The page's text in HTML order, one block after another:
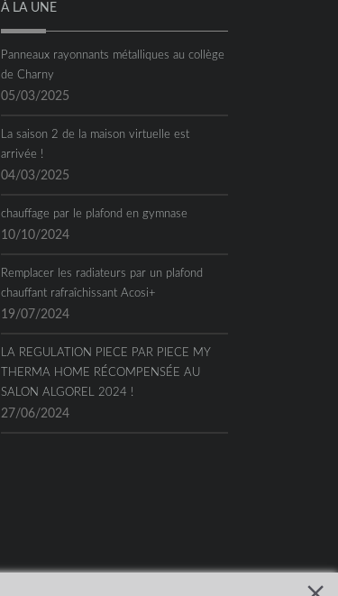
À LA UNE
Panneaux rayonnants métalliques au collège
de Charny
05/03/2025
La saison 2 de la maison virtuelle est
arrivée !
04/03/2025
chauffage par le plafond en gymnase
10/10/2024
Remplacer les radiateurs par un plafond
chauffant rafraîchissant Acosi+
19/07/2024
LA REGULATION PIECE PAR PIECE MY
THERMA HOME RÉCOMPENSÉE AU
SALON ALGOREL 2024 !
27/06/2024